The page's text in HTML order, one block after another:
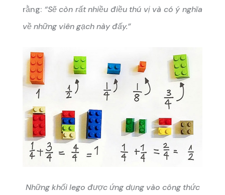
rằng: “Sẽ còn rất nhiều điều thú vị và có ý nghĩa
về những viên gạch này đấy.”
Những khối lego được ứng dụng vào công thức